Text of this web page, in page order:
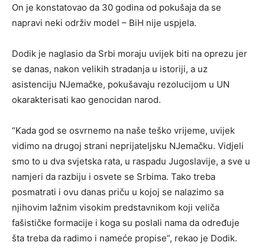
On je konstatovao da 30 godina od pokušaja da se
napravi neki održiv model – BiH nije uspjela.
Dodik je naglasio da Srbi moraju uvijek biti na oprezu jer
se danas, nakon velikih stradanja u istoriji, a uz
asistenciju NJemačke, pokušavaju rezolucijom u UN
okarakterisati kao genocidan narod.
“Kada god se osvrnemo na naše teško vrijeme, uvijek
vidimo na drugoj strani neprijateljsku NJemačku. Vidjeli
smo to u dva svjetska rata, u raspadu Jugoslavije, a sve u
namjeri da razbiju i osvete se Srbima. Tako treba
posmatrati i ovu danas priču u kojoj se nalazimo sa
njihovim lažnim visokim predstavnikom koji veliča
fašističke formacije i koga su poslali nama da određuje
šta treba da radimo i nameće propise”, rekao je Dodik.